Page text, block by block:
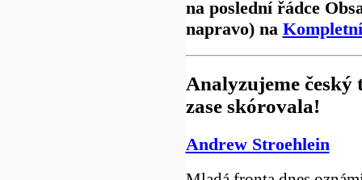
na poslední řádce
napravo) na
Analyzujeme
zase skórovala!
Andrew Stroehlein